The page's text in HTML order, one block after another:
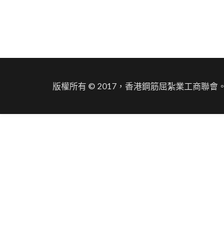
版權所有 © 2017，香港鋼筋屈紮業工商聯會。